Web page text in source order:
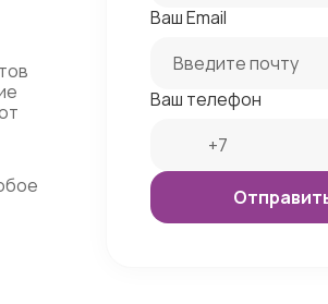
Ваш Email
Ваш телефон